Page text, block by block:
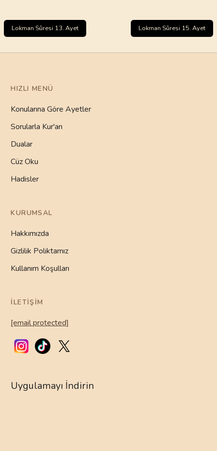
Lokman Sûresi 13. Ayet Lokman Sûresi 15. Ayet
HIZLI MENÜ
Konularına Göre Ayetler
Sorularla Kur'an
Dualar
Cüz Oku
Hadisler
KURUMSAL
Hakkımızda
Gizlilik Poliktamız
Kullanım Koşulları
İLETIŞIM
[email protected]
Uygulamayı İndirin